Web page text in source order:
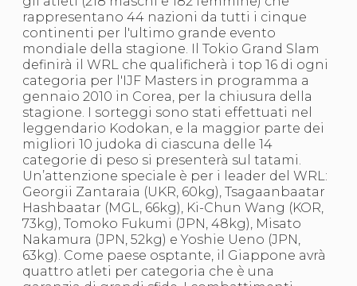
Cookies Accept
Newsletter
Catalogo formativo
Webinar
Corsi Monotematici
Corsi di Specializzazione
Corsi FIJLKAM-FISDIR
Corsi Preparatore Fisico
Edutraining class - Didattica infantile
Corso dirigenti sportivi
Corso Direttore di Gara
Abilitazioni
Sportello Fiscale
News
Modulistica
FAQ
Quesiti fiscali
Sostenibilità
rappresentano 44 nazioni da tutti i cinque
continenti per l'ultimo grande evento
mondiale della stagione. Il Tokio Grand Slam
definirà il WRL che qualificherà i top 16 di ogni
categoria per l'IJF Masters in programma a
gennaio 2010 in Corea, per la chiusura della
stagione. I sorteggi sono stati effettuati nel
leggendario Kodokan, e la maggior parte dei
migliori 10 judoka di ciascuna delle 14
categorie di peso si presenterà sul tatami.
Un’attenzione speciale è per i leader del WRL:
Georgii Zantaraia (UKR, 60kg), Tsagaanbaatar
Hashbaatar (MGL, 66kg), Ki-Chun Wang (KOR,
73kg), Tomoko Fukumi (JPN, 48kg), Misato
Nakamura (JPN, 52kg) e Yoshie Ueno (JPN,
63kg). Come paese osptante, il Giappone avrà
quattro atleti per categoria che è una